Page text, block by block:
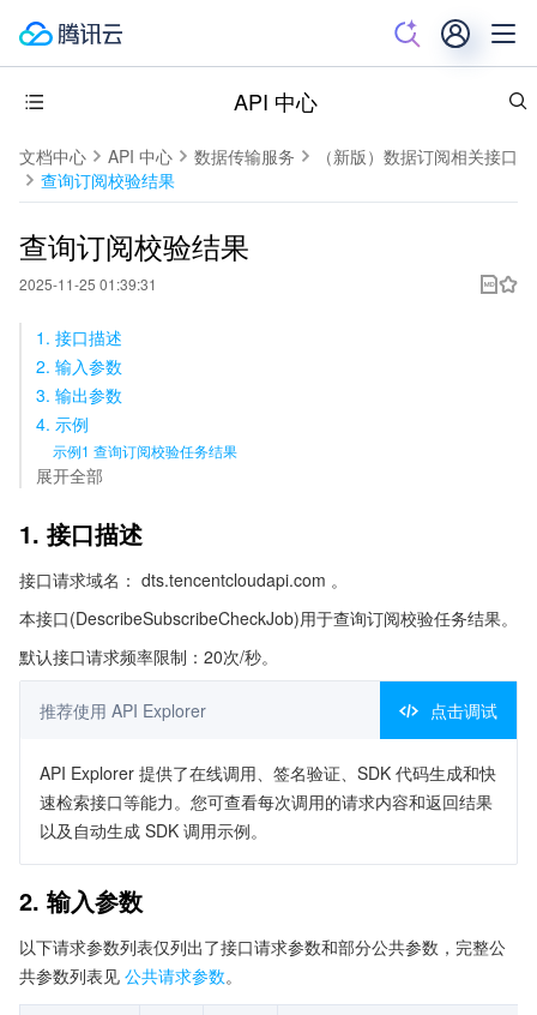
API 中心
文档中心 API 中心 数据传输服务
（新版）数据订阅相关接口
查询订阅校验结果
查询订阅校验结果
2025-11-25 01:39:31
1. 接口描述
2. 输入参数
3. 输出参数
4. 示例
示例1 查询订阅校验任务结果
展开全部
1. 接口描述
接口请求域名： dts.tencentcloudapi.com 。
本接口(DescribeSubscribeCheckJob)用于查询订阅校验任务结果。
默认接口请求频率限制：20次/秒。
推荐使用 API Explorer 点击调试
API Explorer 提供了在线调用、签名验证、SDK 代码生成和快
速检索接口等能力。您可查看每次调用的请求内容和返回结果
以及自动生成 SDK 调用示例。
2. 输入参数
以下请求参数列表仅列出了接口请求参数和部分公共参数，完整公
共参数列表见 公共请求参数。